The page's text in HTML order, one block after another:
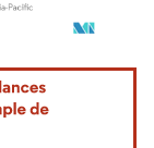
attribution sous CC BY